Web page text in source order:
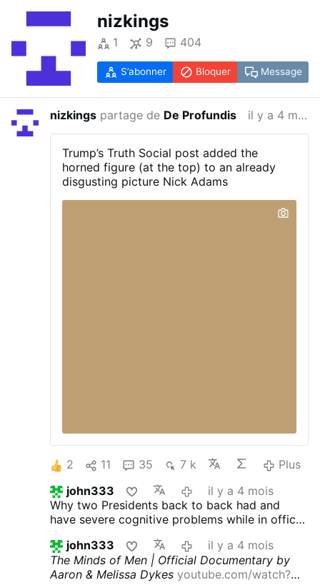
nizkings
1 9 404
S’abonner Bloquer Message
nizkings partage de De Profundis il y a 4 mois
Trump’s Truth Social post added the
horned figure (at the top) to an already
disgusting picture Nick Adams
2 11 35 7 k
Plus
john333
il y a 4 mois
Why two Presidents back to back had and
have severe cognitive problems while in office.
weapons affecting ones spiritual and mental
stability . Something fishy Epstein is a
distraction follow the money especially coming
john333
il y a 4 mois
The Minds of Men | Official Documentary by
Aaron & Melissa Dykes youtube.com/watch?